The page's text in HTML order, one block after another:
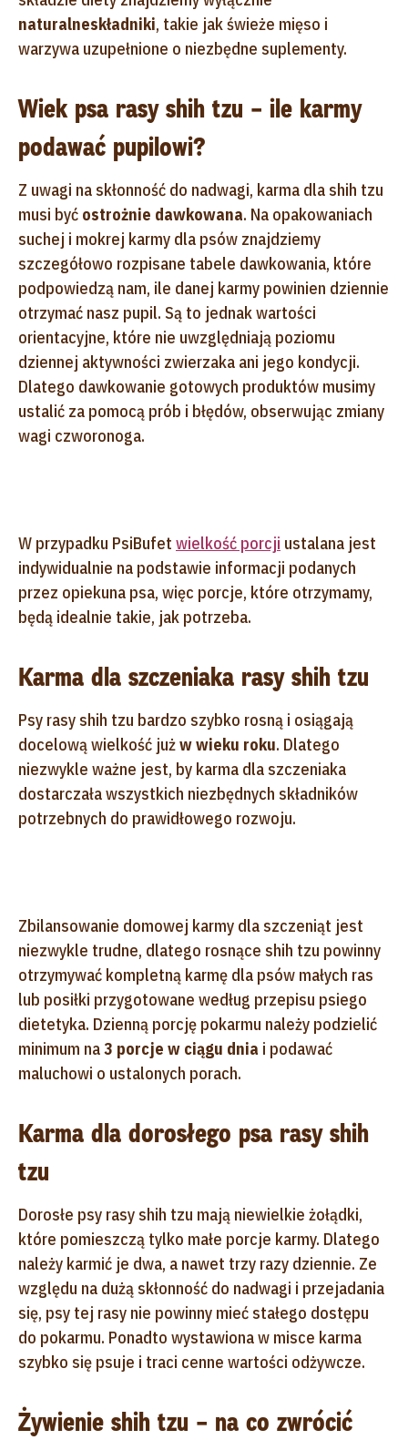
naturalneskładniki, takie jak świeże mięso i
warzywa uzupełnione o niezbędne suplementy.
Wiek psa rasy shih tzu – ile karmy
podawać pupilowi?
Z uwagi na skłonność do nadwagi, karma dla shih tzu
musi być ostrożnie dawkowana. Na opakowaniach
suchej i mokrej karmy dla psów znajdziemy
szczegółowo rozpisane tabele dawkowania, które
podpowiedzą nam, ile danej karmy powinien dziennie
otrzymać nasz pupil. Są to jednak wartości
orientacyjne, które nie uwzględniają poziomu
dziennej aktywności zwierzaka ani jego kondycji.
Dlatego dawkowanie gotowych produktów musimy
ustalić za pomocą prób i błędów, obserwując zmiany
wagi czworonoga.
W przypadku PsiBufet wielkość porcji ustalana jest
indywidualnie na podstawie informacji podanych
przez opiekuna psa, więc porcje, które otrzymamy,
będą idealnie takie, jak potrzeba.
Karma dla szczeniaka rasy shih tzu
Psy rasy shih tzu bardzo szybko rosną i osiągają
docelową wielkość jużw wieku roku. Dlatego
niezwykle ważne jest, by karma dla szczeniaka
dostarczała wszystkich niezbędnych składników
potrzebnych do prawidłowego rozwoju.
Zbilansowanie domowej karmy dla szczeniąt jest
niezwykle trudne, dlatego rosnące shih tzu powinny
otrzymywać kompletną karmę dla psów małych ras
lub posiłki przygotowane według przepisu psiego
dietetyka. Dzienną porcję pokarmu należy podzielić
minimum na3 porcje w ciągu dnia i podawać
maluchowi o ustalonych porach.
Karma dla dorosłego psa rasy shih
tzu
Dorosłe psy rasy shih tzu mają niewielkie żołądki,
które pomieszczą tylko małe porcje karmy. Dlatego
należy karmić je dwa, a nawet trzy razy dziennie. Ze
względu na dużą skłonność do nadwagi i przejadania
się, psy tej rasy nie powinny mieć stałego dostępu
do pokarmu. Ponadto wystawiona w misce karma
szybko się psuje i traci cenne wartości odżywcze.
Żywienie shih tzu – na co zwrócić